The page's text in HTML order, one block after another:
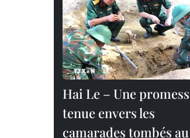
Hai Le – Une
tenue envers les
camarades tombés au